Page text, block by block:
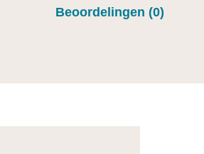
Beoordelingen (0)